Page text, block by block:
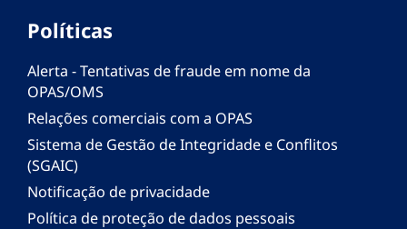
Políticas
Alerta - Tentativas de fraude em nome da
OPAS/OMS
Relações comerciais com a OPAS
Sistema de Gestão de Integridade e Conflitos
(SGAIC)
Notificação de privacidade
Política de proteção de dados pessoais